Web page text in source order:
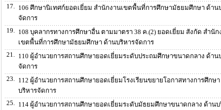
17.
106 ศึกษานิเทศก์ยอดเยี่ยม สำนักงานเขตพื้นที่การศึกษามัธยมศึกษา ด้าน
จัดการ
19.
108 บุคลากรทางการศึกษาอื่น ตามมาตรา 38 ค.(2) ยอดเยี่ยม สังกัด สำนัก
เขตพื้นที่การศึกษามัธยมศึกษา ด้านบริหารจัดการ
21.
110 ผู้อำนวยการสถานศึกษายอดเยี่ยมระดับประถมศึกษาขนาดกลาง ด้าน
จัดการ
23.
112 ผู้อำนวยการสถานศึกษายอดเยี่ยมโรงเรียนขยายโอกาสทางการศึกษ
บริหารจัดการ
25.
114 ผู้อำนวยการสถานศึกษายอดเยี่ยมระดับมัธยมศึกษาขนาดกลาง ด้านบ